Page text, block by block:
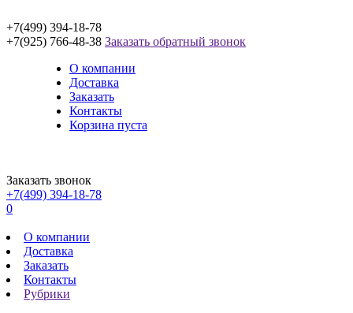
+7(499) 394-18-78
+7(925) 766-48-38 Заказать обратный звонок
О компании
Доставка
Заказать
Контакты
Корзина пуста
Заказать звонок
+7(499) 394-18-78
0
О компании
Доставка
Заказать
Контакты
Рубрики